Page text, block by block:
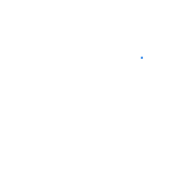
Розпочати вже